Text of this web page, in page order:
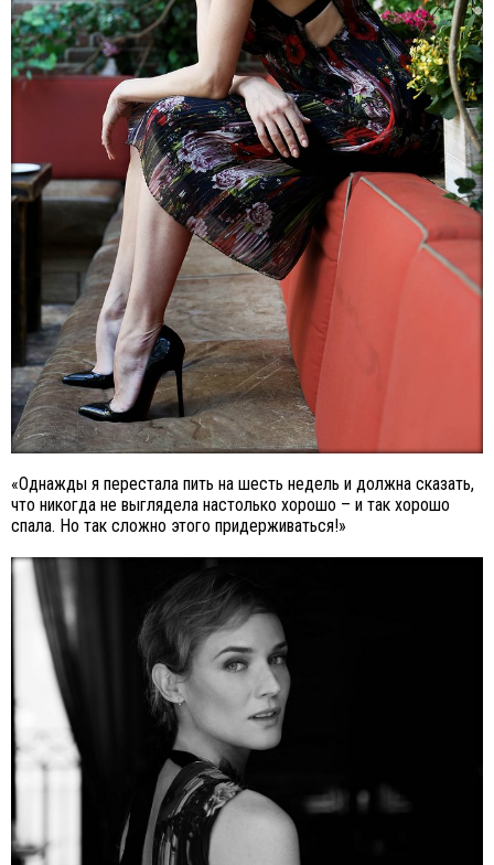
«Однажды я перестала пить на шесть недель и должна сказать,
что никогда не выглядела настолько хорошо – и так хорошо
спала. Но так сложно этого придерживаться!»